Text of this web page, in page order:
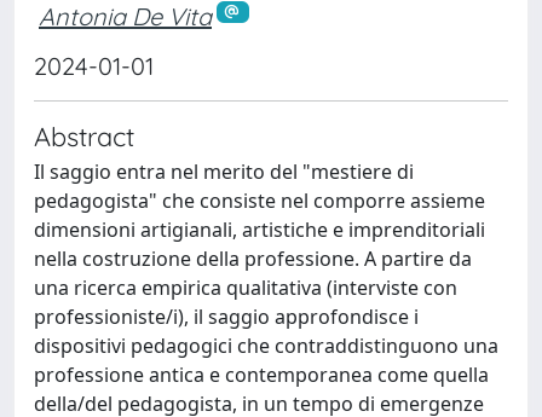
Antonia De Vita
2024-01-01
Abstract
Il saggio entra nel merito del "mestiere di
pedagogista" che consiste nel comporre assieme
dimensioni artigianali, artistiche e imprenditoriali
nella costruzione della professione. A partire da
una ricerca empirica qualitativa (interviste con
professioniste/i), il saggio approfondisce i
dispositivi pedagogici che contraddistinguono una
professione antica e contemporanea come quella
della/del pedagogista, in un tempo di emergenze